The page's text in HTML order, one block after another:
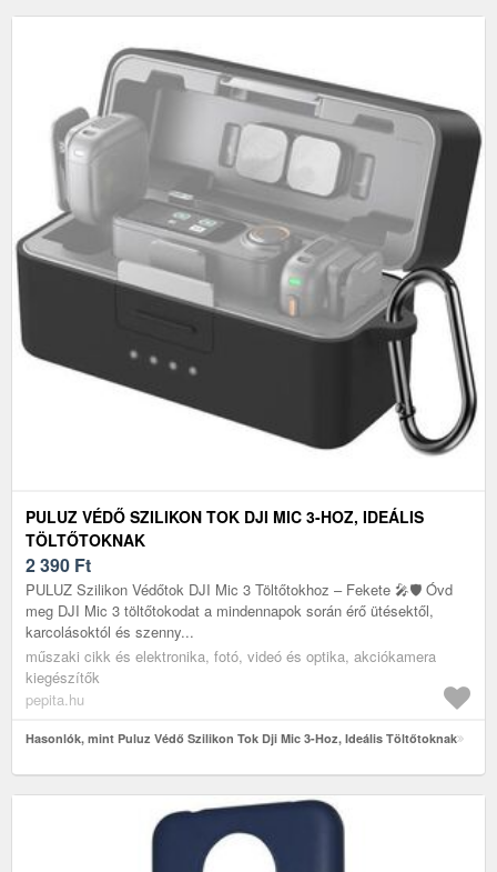
PULUZ VÉDŐ SZILIKON TOK DJI MIC 3-HOZ, IDEÁLIS
TÖLTŐTOKNAK
2 390 Ft
PULUZ Szilikon Védőtok DJI Mic 3 Töltőtokhoz – Fekete 🎤🛡️ Óvd
meg DJI Mic 3 töltőtokodat a mindennapok során érő ütésektől,
karcolásoktól és szenny...
műszaki cikk és elektronika, fotó, videó és optika, akciókamera
kiegészítők
pepita.hu
Hasonlók, mint Puluz Védő Szilikon Tok Dji Mic 3-Hoz, Ideális Töltőtoknak